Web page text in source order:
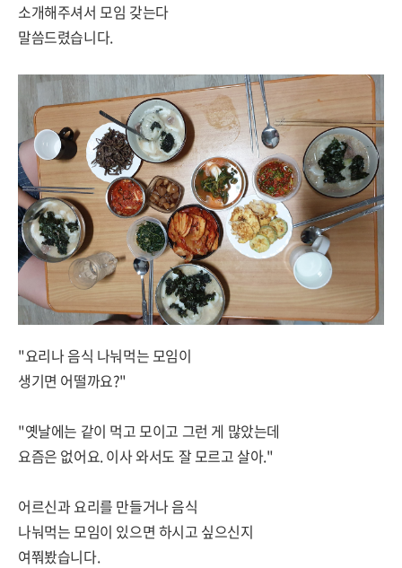
소개해주셔서 모임 갖는다
말씀드렸습니다.
"요리나 음식 나눠먹는 모임이
생기면 어떨까요?"
"옛날에는 같이 먹고 모이고 그런 게 많았는데
요즘은 없어요. 이사 와서도 잘 모르고 살아."
어르신과 요리를 만들거나 음식
나눠먹는 모임이 있으면 하시고 싶으신지
여쭤봤습니다.